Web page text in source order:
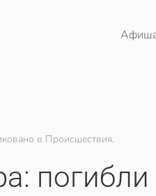
в Происшествия.